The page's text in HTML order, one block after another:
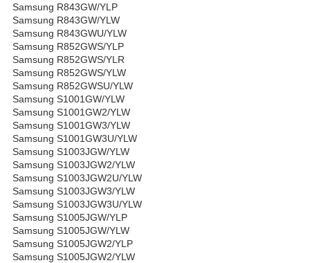
Samsung R843GW/YLP
Samsung R843GW/YLW
Samsung R843GWU/YLW
Samsung R852GWS/YLP
Samsung R852GWS/YLR
Samsung R852GWS/YLW
Samsung R852GWSU/YLW
Samsung S1001GW/YLW
Samsung S1001GW2/YLW
Samsung S1001GW3/YLW
Samsung S1001GW3U/YLW
Samsung S1003JGW/YLW
Samsung S1003JGW2/YLW
Samsung S1003JGW2U/YLW
Samsung S1003JGW3/YLW
Samsung S1003JGW3U/YLW
Samsung S1005JGW/YLP
Samsung S1005JGW/YLW
Samsung S1005JGW2/YLP
Samsung S1005JGW2/YLW